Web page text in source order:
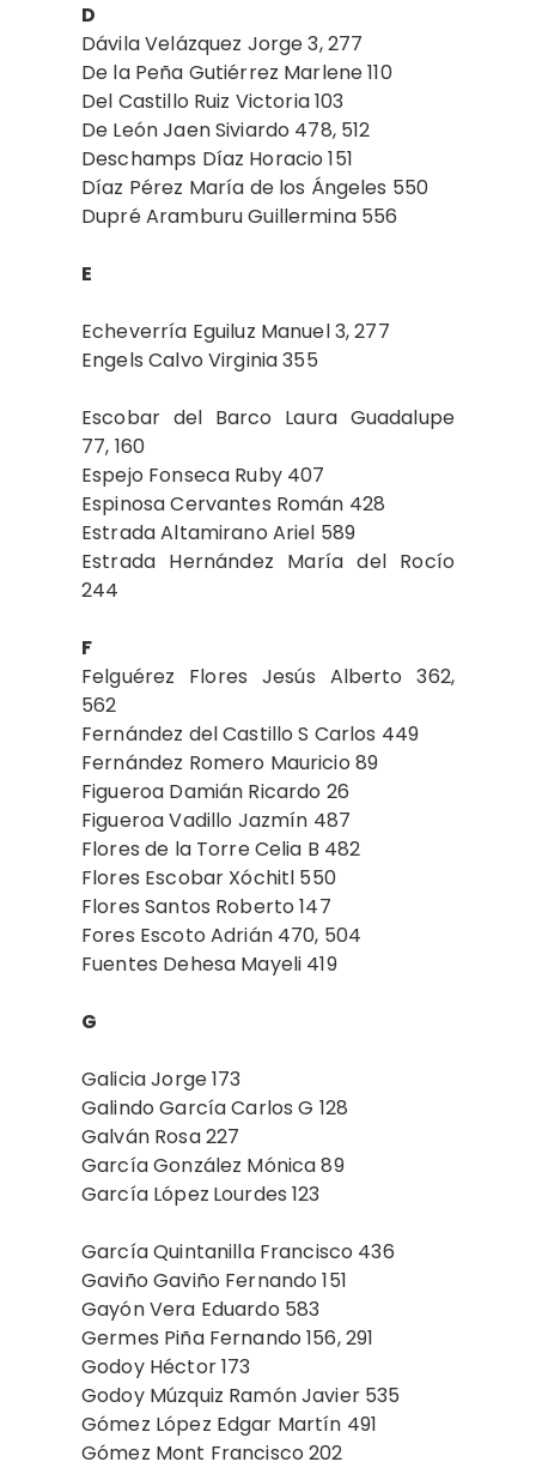
D
Dávila Velázquez Jorge 3, 277
De la Peña Gutiérrez Marlene 110
Del Castillo Ruiz Victoria 103
De León Jaen Siviardo 478, 512
Deschamps Díaz Horacio 151
Díaz Pérez María de los Ángeles 550
Dupré Aramburu Guillermina 556
E
Echeverría Eguiluz Manuel 3, 277
Engels Calvo Virginia 355
Escobar del Barco Laura Guadalupe
77, 160
Espejo Fonseca Ruby 407
Espinosa Cervantes Román 428
Estrada Altamirano Ariel 589
Estrada Hernández María del Rocío
244
F
Felguérez Flores Jesús Alberto 362,
562
Fernández del Castillo S Carlos 449
Fernández Romero Mauricio 89
Figueroa Damián Ricardo 26
Figueroa Vadillo Jazmín 487
Flores de la Torre Celia B 482
Flores Escobar Xóchitl 550
Flores Santos Roberto 147
Fores Escoto Adrián 470, 504
Fuentes Dehesa Mayeli 419
G
Galicia Jorge 173
Galindo García Carlos G 128
Galván Rosa 227
García González Mónica 89
García López Lourdes 123
García Quintanilla Francisco 436
Gaviño Gaviño Fernando 151
Gayón Vera Eduardo 583
Germes Piña Fernando 156, 291
Godoy Héctor 173
Godoy Múzquiz Ramón Javier 535
Gómez López Edgar Martín 491
Gómez Mont Francisco 202